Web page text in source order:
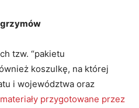
tzw. “pakietu
koszulkę, na której
i województwa oraz
materiały przygotowane przez